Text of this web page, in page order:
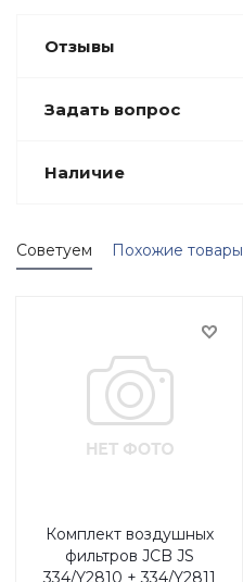
Отзывы
Задать вопрос
Наличие
Советуем Похожие товары
Комплект воздушных
фильтров JCB JS
334/Y2810 + 334/Y2811